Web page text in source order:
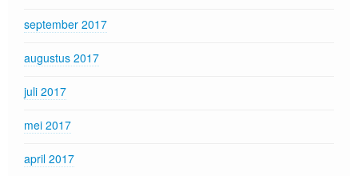
september 2017
augustus 2017
juli 2017
mei 2017
april 2017